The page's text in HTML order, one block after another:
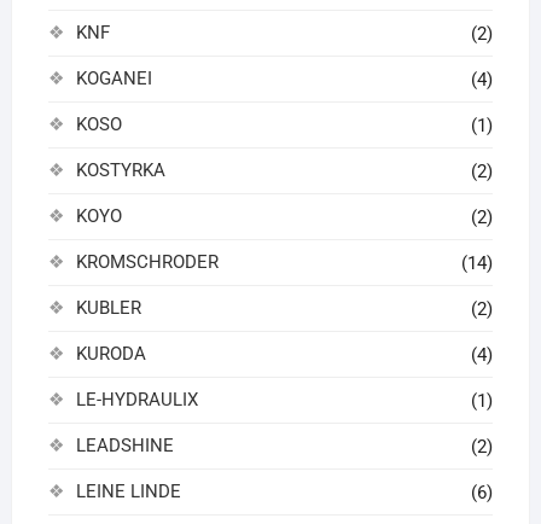
KNF (2)
KOGANEI (4)
KOSO (1)
KOSTYRKA (2)
KOYO (2)
KROMSCHRODER (14)
KUBLER (2)
KURODA (4)
LE-HYDRAULIX (1)
LEADSHINE (2)
LEINE LINDE (6)